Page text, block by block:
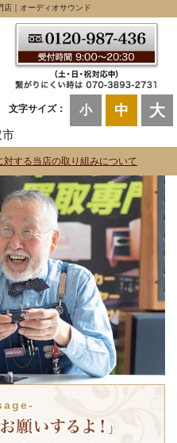
店｜オーディオサウンド
文字サイズ： 小 中 大
市
対する当店の取り組みについて